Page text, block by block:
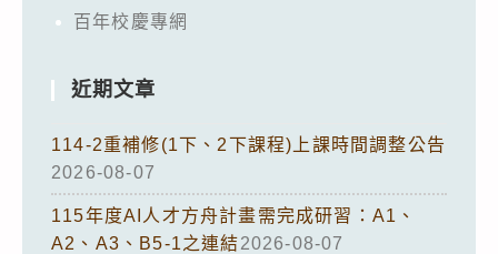
百年校慶專網
近期文章
114-2重補修(1下、2下課程)上課時間調整公告
2026-08-07
115年度AI人才方舟計畫需完成研習：A1、
A2、A3、B5-1之連結2026-08-07